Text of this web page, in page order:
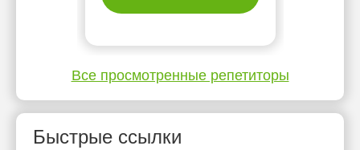
Все просмотренные репетиторы
Быстрые ссылки